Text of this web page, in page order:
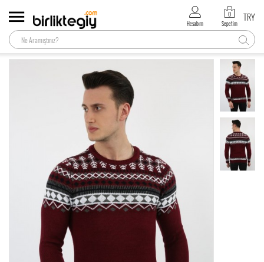
Hesabım
0
Sepetim
TRY